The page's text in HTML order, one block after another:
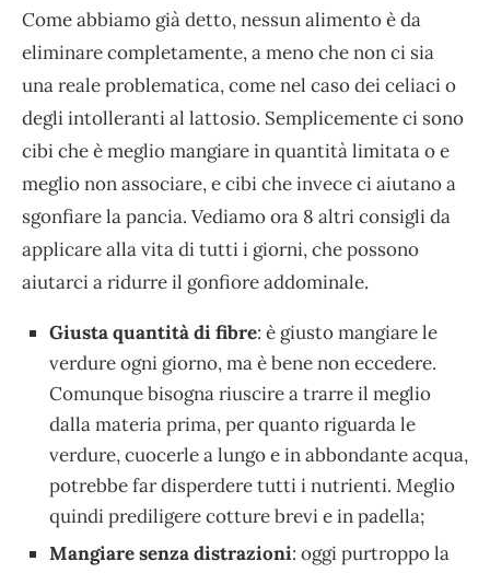
Come abbiamo già detto, nessun alimento è da
eliminare completamente, a meno che non ci sia
una reale problematica, come nel caso dei celiaci o
degli intolleranti al lattosio. Semplicemente ci sono
cibi che è meglio mangiare in quantità limitata o e
meglio non associare, e cibi che invece ci aiutano a
sgonfiare la pancia. Vediamo ora 8 altri consigli da
applicare alla vita di tutti i giorni, che possono
aiutarci a ridurre il gonfiore addominale.
Giusta quantità di fibre: è giusto mangiare le
verdure ogni giorno, ma è bene non eccedere.
Comunque bisogna riuscire a trarre il meglio
dalla materia prima, per quanto riguarda le
verdure, cuocerle a lungo e in abbondante acqua,
potrebbe far disperdere tutti i nutrienti. Meglio
quindi prediligere cotture brevi e in padella;
Mangiare senza distrazioni: oggi purtroppo la